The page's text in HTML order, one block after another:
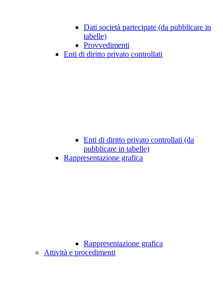
Dati società partecipate (da pubblicare in
tabelle)
Provvedimenti
Enti di diritto privato controllati
Enti di diritto privato controllati (da
pubblicare in tabelle)
Rappresentazione grafica
Rappresentazione grafica
Attività e procedimenti